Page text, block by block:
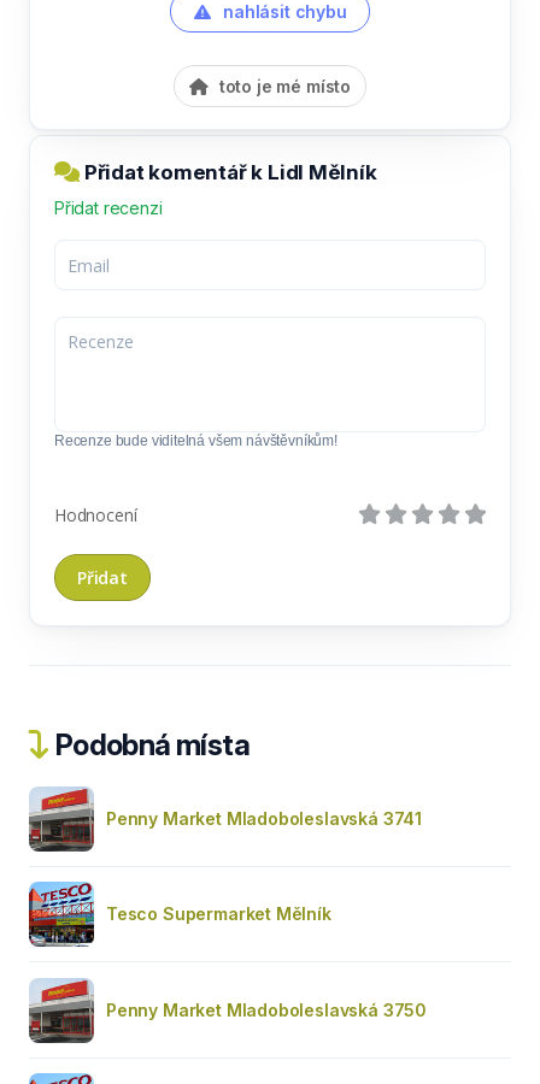
nahlásit chybu
toto je mé místo
Přidat komentář k Lidl Mělník
Přidat recenzi
Recenze bude viditelná všem návštěvníkům!
Hodnocení
Podobná místa
Penny Market Mladoboleslavská 3741
Tesco Supermarket Mělník
Penny Market Mladoboleslavská 3750